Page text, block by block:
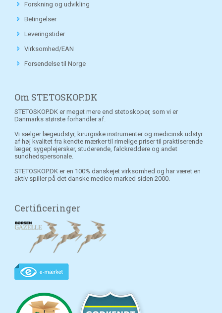
Forskning og udvikling
Betingelser
Leveringstider
Virksomhed/EAN
Forsendelse til Norge
Om STETOSKOP.DK
STETOSKOP.DK er meget mere end stetoskoper, som vi er
Danmarks største forhandler af.
Vi sælger lægeudstyr, kirurgiske instrumenter og medicinsk udstyr
af høj kvalitet fra kendte mærker til rimelige priser til praktiserende
læger, sygeplejersker, studerende, falckreddere og andet
sundhedspersonale.
STETOSKOP.DK er en 100% danskejet virksomhed og har været en
aktiv spiller på det danske medico marked siden 2000.
Certificeringer